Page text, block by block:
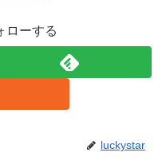
ローする
luckystar